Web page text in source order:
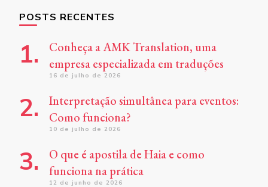
POSTS RECENTES
Conheça a AMK Translation, uma
empresa especializada em traduções
16 de julho de 2026
Interpretação simultânea para eventos:
Como funciona?
10 de julho de 2026
O que é apostila de Haia e como
funciona na prática
12 de junho de 2026